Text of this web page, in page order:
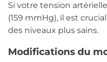
Si votre tension
(159 mmHg), il est
des niveaux plus sains.
Modifications du